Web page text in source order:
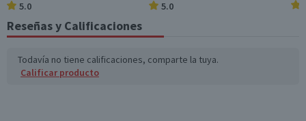
5.0 5.0
Reseñas y Calificaciones
Todavía no tiene calificaciones, comparte la tuya.
Calificar producto